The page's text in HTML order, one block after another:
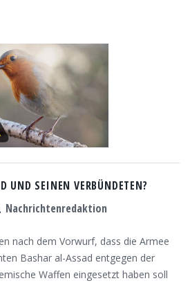
UND SEINEN VERBÜNDETEN?
Nachrichtenredaktion
nach dem Vorwurf, dass die Armee
Bashar al-Assad entgegen der
Waffen eingesetzt haben soll